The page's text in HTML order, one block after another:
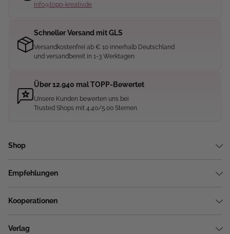
info@topp-kreativ.de
Schneller Versand mit GLS
Versandkostenfrei ab € 10 innerhalb Deutschland
und versandbereit in 1-3 Werktagen
Über 12.940 mal TOPP-Bewertet
Unsere Kunden bewerten uns bei
Trusted Shops mit 4.40/5.00 Sternen
Shop
Empfehlungen
Kooperationen
Verlag